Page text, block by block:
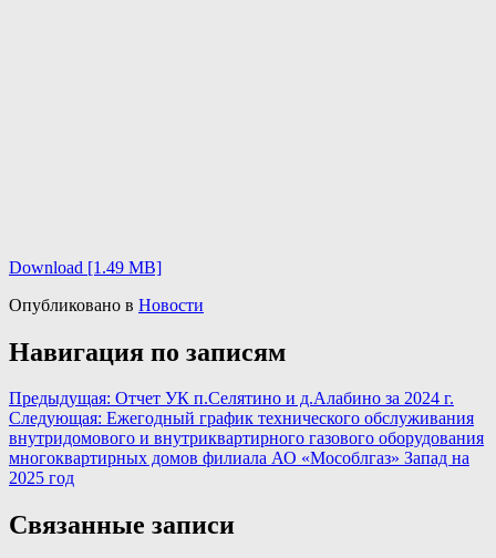
Download [1.49 MB]
Опубликовано в Новости
Навигация по записям
Предыдущая: Отчет УК п.Селятино и д.Алабино за 2024 г.
Следующая: Ежегодный график технического обслуживания
внутридомового и внутриквартирного газового оборудования
многоквартирных домов филиала АО «Мособлгаз» Запад на
2025 год
Связанные записи